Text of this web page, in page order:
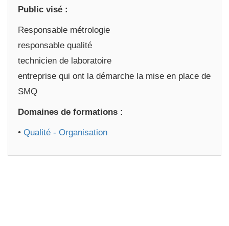
Public visé :
Responsable métrologie
responsable qualité
technicien de laboratoire
entreprise qui ont la démarche la mise en place de
SMQ
Domaines de formations :
• Qualité - Organisation